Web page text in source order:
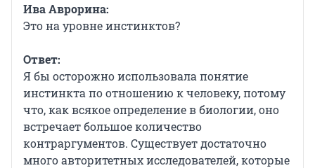
Ива Аврорина:
Это на уровне инстинктов?
Ответ:
Я бы осторожно использовала понятие
инстинкта по отношению к человеку, потому
что, как всякое определение в биологии, оно
встречает большое количество
контраргументов. Существует достаточно
много авторитетных исследователей, которые